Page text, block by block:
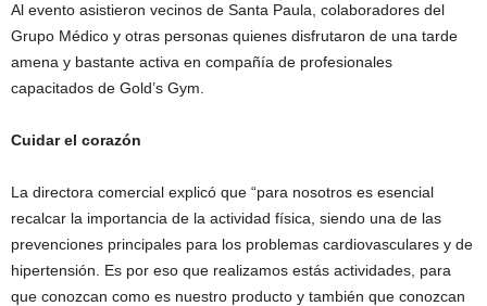
Al evento asistieron vecinos de Santa Paula, colaboradores del
Grupo Médico y otras personas quienes disfrutaron de una tarde
amena y bastante activa en compañía de profesionales
capacitados de Gold’s Gym.
Cuidar el corazón
La directora comercial explicó que “para nosotros es esencial
recalcar la importancia de la actividad física, siendo una de las
prevenciones principales para los problemas cardiovasculares y de
hipertensión. Es por eso que realizamos estás actividades, para
que conozcan como es nuestro producto y también que conozcan